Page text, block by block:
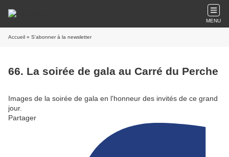
MENU
Accueil » S'abonner à la newsletter
66. La soirée de gala au Carré du Perche
Images de la soirée de gala en l'honneur des invités de ce grand
jour.
Partager